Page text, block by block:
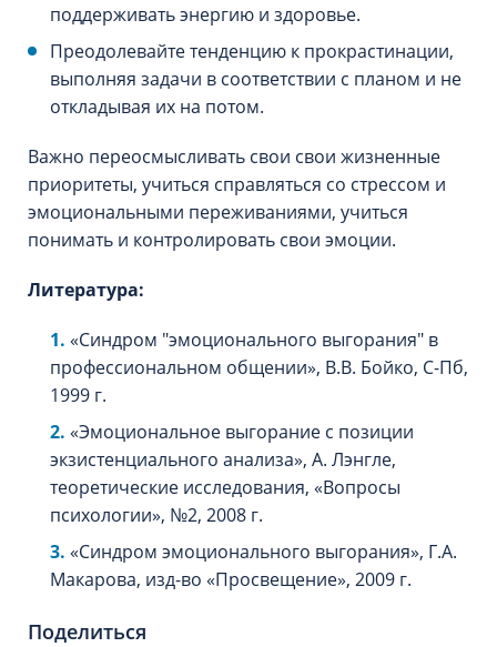
поддерживать энергию и здоровье.
Преодолевайте тенденцию к прокрастинации,
выполняя задачи в соответствии с планом и не
откладывая их на потом.
Важно переосмысливать свои свои жизненные
приоритеты, учиться справляться со стрессом и
эмоциональными переживаниями, учиться
понимать и контролировать свои эмоции.
Литература:
«Синдром "эмоционального выгорания" в
профессиональном общении», В.В. Бойко, С-Пб,
1999 г.
«Эмоциональное выгорание с позиции
экзистенциального анализа», А. Лэнгле,
теоретические исследования, «Вопросы
психологии», №2, 2008 г.
«Синдром эмоционального выгорания», Г.А.
Макарова, изд-во «Просвещение», 2009 г.
Поделиться